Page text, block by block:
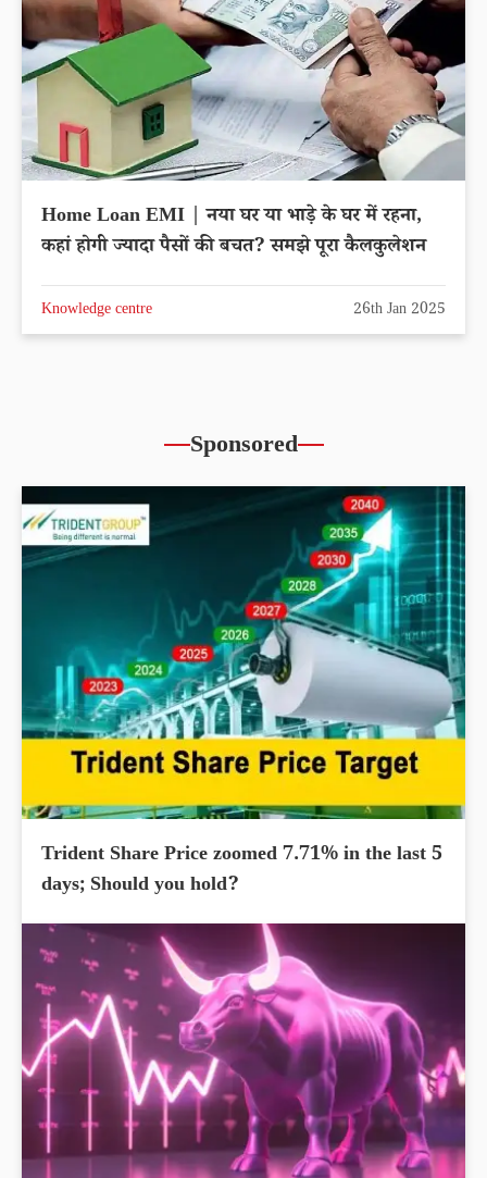
Home Loan EMI | नया घर या भाड़े के घर में रहना,
कहां होगी ज्यादा पैसों की बचत? समझे पूरा कैलकुलेशन
Knowledge centre 26th Jan 2025
Sponsored
Trident Share Price zoomed 7.71% in the last 5
days; Should you hold?